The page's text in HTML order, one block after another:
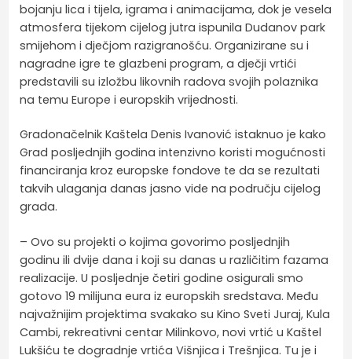
bojanju lica i tijela, igrama i animacijama, dok je vesela
atmosfera tijekom cijelog jutra ispunila Dudanov park
smijehom i dječjom razigranošću. Organizirane su i
nagradne igre te glazbeni program, a dječji vrtići
predstavili su izložbu likovnih radova svojih polaznika
na temu Europe i europskih vrijednosti.
Gradonačelnik Kaštela Denis Ivanović istaknuo je kako
Grad posljednjih godina intenzivno koristi mogućnosti
financiranja kroz europske fondove te da se rezultati
takvih ulaganja danas jasno vide na području cijelog
grada.
– Ovo su projekti o kojima govorimo posljednjih
godinu ili dvije dana i koji su danas u različitim fazama
realizacije. U posljednje četiri godine osigurali smo
gotovo 19 milijuna eura iz europskih sredstava. Među
najvažnijim projektima svakako su Kino Sveti Juraj, Kula
Cambi, rekreativni centar Milinkovo, novi vrtić u Kaštel
Lukšiću te dogradnje vrtića Višnjica i Trešnjica. Tu je i